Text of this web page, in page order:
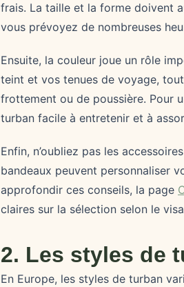
frais. La taille et la forme doivent
vous prévoyez de nombreuses
Ensuite, la couleur joue un rôle
teint et vos tenues de voyage,
frottement ou de poussière. Pour
turban facile à entretenir et à
Enfin, n’oubliez pas les
bandeaux peuvent personnaliser
approfondir ces conseils, la page
claires sur la sélection selon le
2. Les styles de
En Europe, les styles de turban